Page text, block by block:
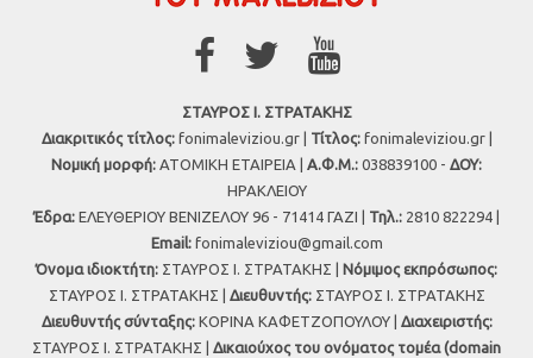
ΣΤΑΥΡΟΣ Ι. ΣΤΡΑΤΑΚΗΣ
Διακριτικός τίτλος:fonimaleviziou.gr | Τίτλος:fonimaleviziou.gr |
Νομική μορφή: ΑΤΟΜΙΚΗ ΕΤΑΙΡΕΙΑ | Α.Φ.Μ.: 038839100 - ΔΟΥ:
ΗΡΑΚΛΕΙΟΥ
Έδρα: ΕΛΕΥΘΕΡΙΟΥ ΒΕΝΙΖΕΛΟΥ 96 - 71414 ΓΑΖΙ | Τηλ.: 2810 822294 |
Εmail: fonimaleviziou@gmail.com
Όνομα ιδιοκτήτη: ΣΤΑΥΡΟΣ Ι. ΣΤΡΑΤΑΚΗΣ | Νόμιμος εκπρόσωπος:
ΣΤΑΥΡΟΣ Ι. ΣΤΡΑΤΑΚΗΣ | Διευθυντής:ΣΤΑΥΡΟΣ Ι. ΣΤΡΑΤΑΚΗΣ
Διευθυντής σύνταξης:ΚΟΡΙΝΑ ΚΑΦΕΤΖΟΠΟΥΛΟΥ | Διαχειριστής:
ΣΤΑΥΡΟΣ Ι. ΣΤΡΑΤΑΚΗΣ | Δικαιούχος του ονόματος τομέα (domain